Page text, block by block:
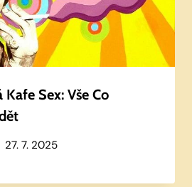
Kafe Sex: Vše Co
27. 7. 2025